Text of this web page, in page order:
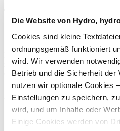
Die Website von Hydro,
Cookies sind kleine
ordnungsgemäß funktioniert
wird. Wir verwenden
Betrieb und die Sicherheit
nutzen wir optionale
Einstellungen zu speichern,
wird, und um Inhalte oder
Einige Cookies werden von
Marinekomponenten
Korrosionsbeständigkeit und
zuverlässigen Wahl für Profile, die
eingesetzt werden.
Beispiele: Bootsbeschläge,
und Gangway-Komponenten
Automobil- und